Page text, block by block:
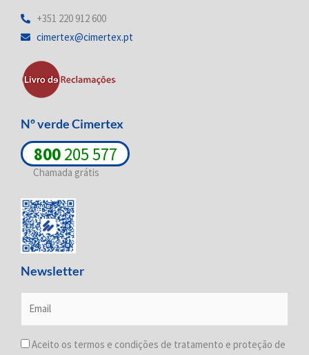
d
n
i
n
o
k
g
a
+351 220 912 600
cimertex@cimertex.pt
Nº verde Cimertex
800205 577
Chamada grátis
Newsletter
Aceito os termos e condições de tratamento e proteção de